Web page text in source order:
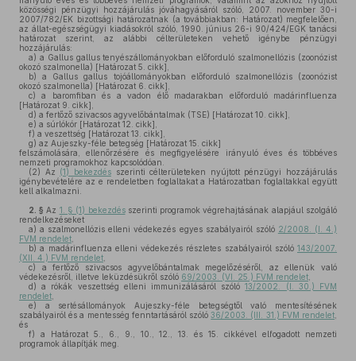
közösségi pénzügyi hozzájárulás jóváhagyásáról szóló, 2007. november 30-i
2007/782/EK bizottsági határozatnak (a továbbiakban: Határozat) megfelelően,
az állat-egészségügyi kiadásokról szóló, 1990. június 26-i 90/424/EGK tanácsi
határozat szerint, az alábbi célterületeken vehető igénybe pénzügyi
hozzájárulás:
a) a Gallus gallus tenyészállományokban előforduló szalmonellózis (zoonózist
okozó szalmonella) [Határozat 5. cikk],
b) a Gallus gallus tojóállományokban előforduló szalmonellózis (zoonózist
okozó szalmonella) [Határozat 6. cikk],
c) a baromfiban és a vadon élő madarakban előforduló madárinfluenza
[Határozat 9. cikk],
d) a fertőző szivacsos agyvelőbántalmak (TSE) [Határozat 10. cikk],
e) a súrlókór [Határozat 12. cikk],
f) a veszettség [Határozat 13. cikk],
g) az Aujeszky-féle betegség [Határozat 15. cikk]
felszámolására, ellenőrzésére és megfigyelésére irányuló éves és többéves
nemzeti programokhoz kapcsolódóan.
(2) Az (1) bekezdésszerinti célterületeken nyújtott pénzügyi hozzájárulás
igénybevételére az e rendeletben foglaltakat a Határozatban foglaltakkal együtt
kell alkalmazni.
2. § Az 1. § (1) bekezdésszerinti programok végrehajtásának alapjául szolgáló
rendelkezéseket
a) a szalmonellózis elleni védekezés egyes szabályairól szóló 2/2008. (I. 4.)
FVM rendelet
b) a madárinfluenza elleni védekezés részletes szabályairól szóló 143/2007.
(XII. 4.) FVM rendelet
c) a fertőző szivacsos agyvelőbántalmak megelőzéséről, az ellenük való
védekezésről, illetve leküzdésükről szóló 69/2003. (VI. 25.) FVM rendelet
d) a rókák veszettség elleni immunizálásáról szóló13/2002. (I. 30.) FVM
rendelet
e) a sertésállományok Aujeszky-féle betegségtől való mentesítésének
szabályairól és a mentesség fenntartásáról szóló36/2003. (III. 31.) FVM rendelet
és
f) a Határozat 5., 6., 9., 10., 12., 13. és 15. cikkével elfogadott nemzeti
programok állapítják meg.